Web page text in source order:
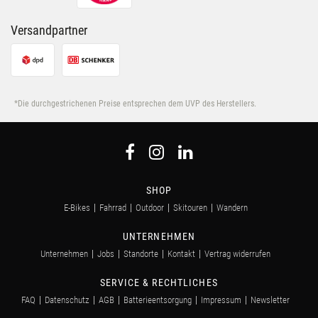
Versandpartner
*Die durchgestrichenen Preise entsprechen dem UVP des Herstellers.
SHOP
E-Bikes Fahrrad Outdoor Skitouren Wandern
UNTERNEHMEN
Unternehmen Jobs Standorte Kontakt Vertrag widerrufen
SERVICE & RECHTLICHES
FAQ Datenschutz AGB Batterieentsorgung Impressum Newsletter